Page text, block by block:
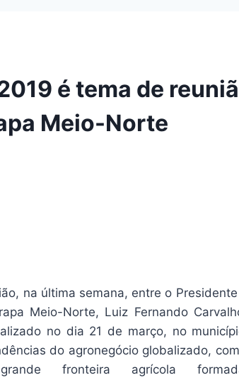
é tema de
Meio-Norte
na última semana, entre o Presidente
Meio-Norte, Luiz Fernando
no dia 21 de março, no
do agronegócio globalizado,
fronteira agrícola